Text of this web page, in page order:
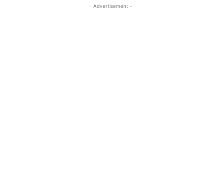
- Advertisement -